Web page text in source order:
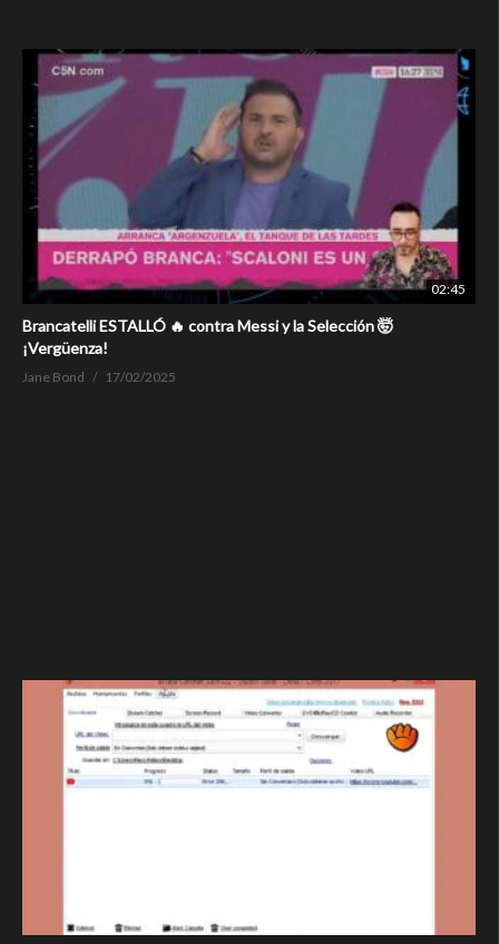
02:45
Brancatelli ESTALLÓ 🔥 contra Messi y la Selección 🤯
¡Vergüenza!
Jane Bond 17/02/2025